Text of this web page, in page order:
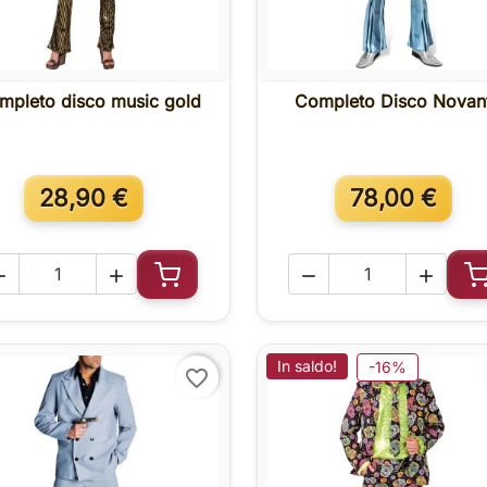
 Anteprima
disco music gold
28,90 €

Aggiungi al carrello
 Anteprima
Completo Disco
78,00 €


favorite_border In saldo! -16%